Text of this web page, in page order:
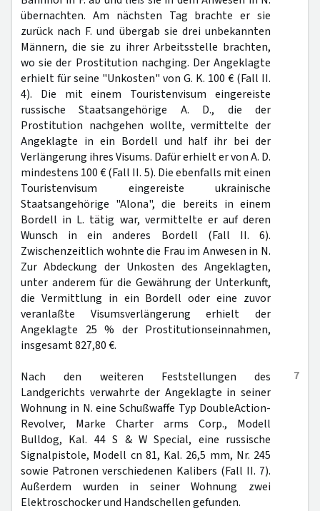
übernachten. Am nächsten Tag brachte er sie
zurück nach F. und übergab sie drei unbekannten
Männern, die sie zu ihrer Arbeitsstelle brachten,
wo sie der Prostitution nachging. Der Angeklagte
erhielt für seine "Unkosten" von G. K. 100 € (Fall II.
4). Die mit einem Touristenvisum eingereiste
russische Staatsangehörige A. D., die der
Prostitution nachgehen wollte, vermittelte der
Angeklagte in ein Bordell und half ihr bei der
Verlängerung ihres Visums. Dafür erhielt er von A. D.
mindestens 100 € (Fall II. 5). Die ebenfalls mit einen
Touristenvisum eingereiste ukrainische
Staatsangehörige "Alona", die bereits in einem
Bordell in L. tätig war, vermittelte er auf deren
Wunsch in ein anderes Bordell (Fall II. 6).
Zwischenzeitlich wohnte die Frau im Anwesen in N.
Zur Abdeckung der Unkosten des Angeklagten,
unter anderem für die Gewährung der Unterkunft,
die Vermittlung in ein Bordell oder eine zuvor
veranlaßte Visumsverlängerung erhielt der
Angeklagte 25 % der Prostitutionseinnahmen,
insgesamt 827,80 €.
7
Nach den weiteren Feststellungen des
Landgerichts verwahrte der Angeklagte in seiner
Wohnung in N. eine Schußwaffe Typ DoubleAction-
Revolver, Marke Charter arms Corp., Modell
Bulldog, Kal. 44 S & W Special, eine russische
Signalpistole, Modell cn 81, Kal. 26,5 mm, Nr. 245
sowie Patronen verschiedenen Kalibers (Fall II. 7).
Außerdem wurden in seiner Wohnung zwei
Elektroschocker und Handschellen gefunden.